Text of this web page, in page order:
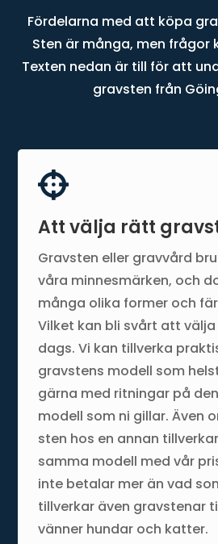
Fördelarna med att köpa
Sten är många, men frågor
Texten nedan är till för att
gravsten från

Att välja rätt
Gravsten eller gravvård
våra minnesmärken, och
många olika former och
Vilket kan bli svårt att
dags. Vi kan tillverka
gravstens modell som
gärna med ritningar på
modell som ni gillar. Även
sten hos en annan
samma modell med vår
inte betalar mer än vad
tillverkar även gravstenar
vänner hundar och katter.